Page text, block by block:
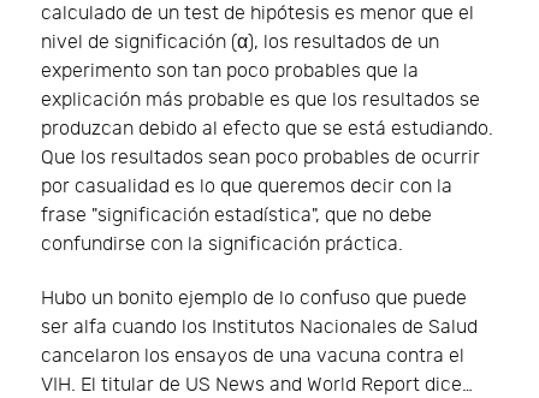
calculado de un test de hipótesis es menor que el
nivel de significación (α), los resultados de un
experimento son tan poco probables que la
explicación más probable es que los resultados se
produzcan debido al efecto que se está estudiando.
Que los resultados sean poco probables de ocurrir
por casualidad es lo que queremos decir con la
frase "significación estadística", que no debe
confundirse con la significación práctica.
Hubo un bonito ejemplo de lo confuso que puede
ser alfa cuando los Institutos Nacionales de Salud
cancelaron los ensayos de una vacuna contra el
VIH. El titular de US News and World Report dice…